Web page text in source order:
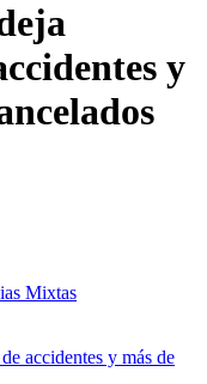
y
Mixtas